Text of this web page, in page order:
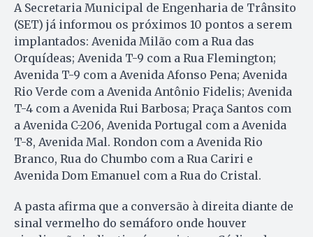
A Secretaria Municipal de Engenharia de Trânsito
(SET) já informou os próximos 10 pontos a serem
implantados: Avenida Milão com a Rua das
Orquídeas; Avenida T-9 com a Rua Flemington;
Avenida T-9 com a Avenida Afonso Pena; Avenida
Rio Verde com a Avenida Antônio Fidelis; Avenida
T-4 com a Avenida Rui Barbosa; Praça Santos com
a Avenida C-206, Avenida Portugal com a Avenida
T-8, Avenida Mal. Rondon com a Avenida Rio
Branco, Rua do Chumbo com a Rua Cariri e
Avenida Dom Emanuel com a Rua do Cristal.
A pasta afirma que a conversão à direita diante de
sinal vermelho do semáforo onde houver